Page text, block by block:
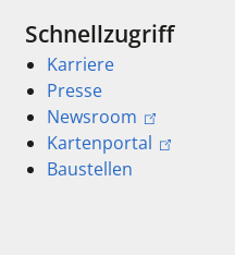
Schnellzugriff
Karriere
Presse
Newsroom
Kartenportal
Baustellen